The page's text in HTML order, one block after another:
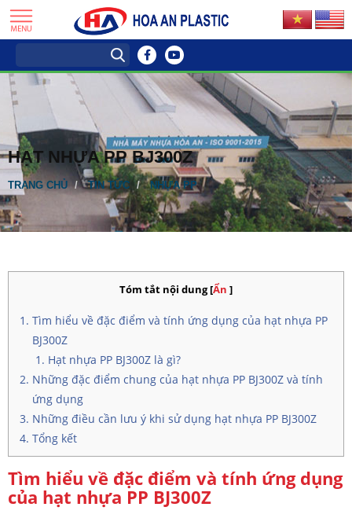
HẠT NHỰA PP BJ300Z
TRANG CHỦ TIN TỨC NHỰA PP
Tóm tắt nội dung[Ẩn ]
Tìm hiểu về đặc điểm và tính ứng dụng của hạt nhựa PP
BJ300Z
Hạt nhựa PP BJ300Z là gì?
Những đặc điểm chung của hạt nhựa PP BJ300Z và tính
ứng dụng
Những điều cần lưu ý khi sử dụng hạt nhựa PP BJ300Z
Tổng kết
Tìm hiểu về đặc điểm và tính ứng dụng
của hạt nhựa PP BJ300Z